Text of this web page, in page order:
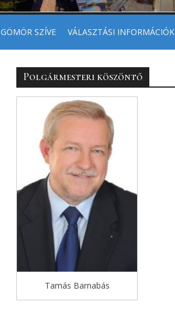
GÖMÖR SZÍVE VÁLASZTÁSI INFORMÁCIÓK
Polgármesteri köszöntő
Tamás Barnabás